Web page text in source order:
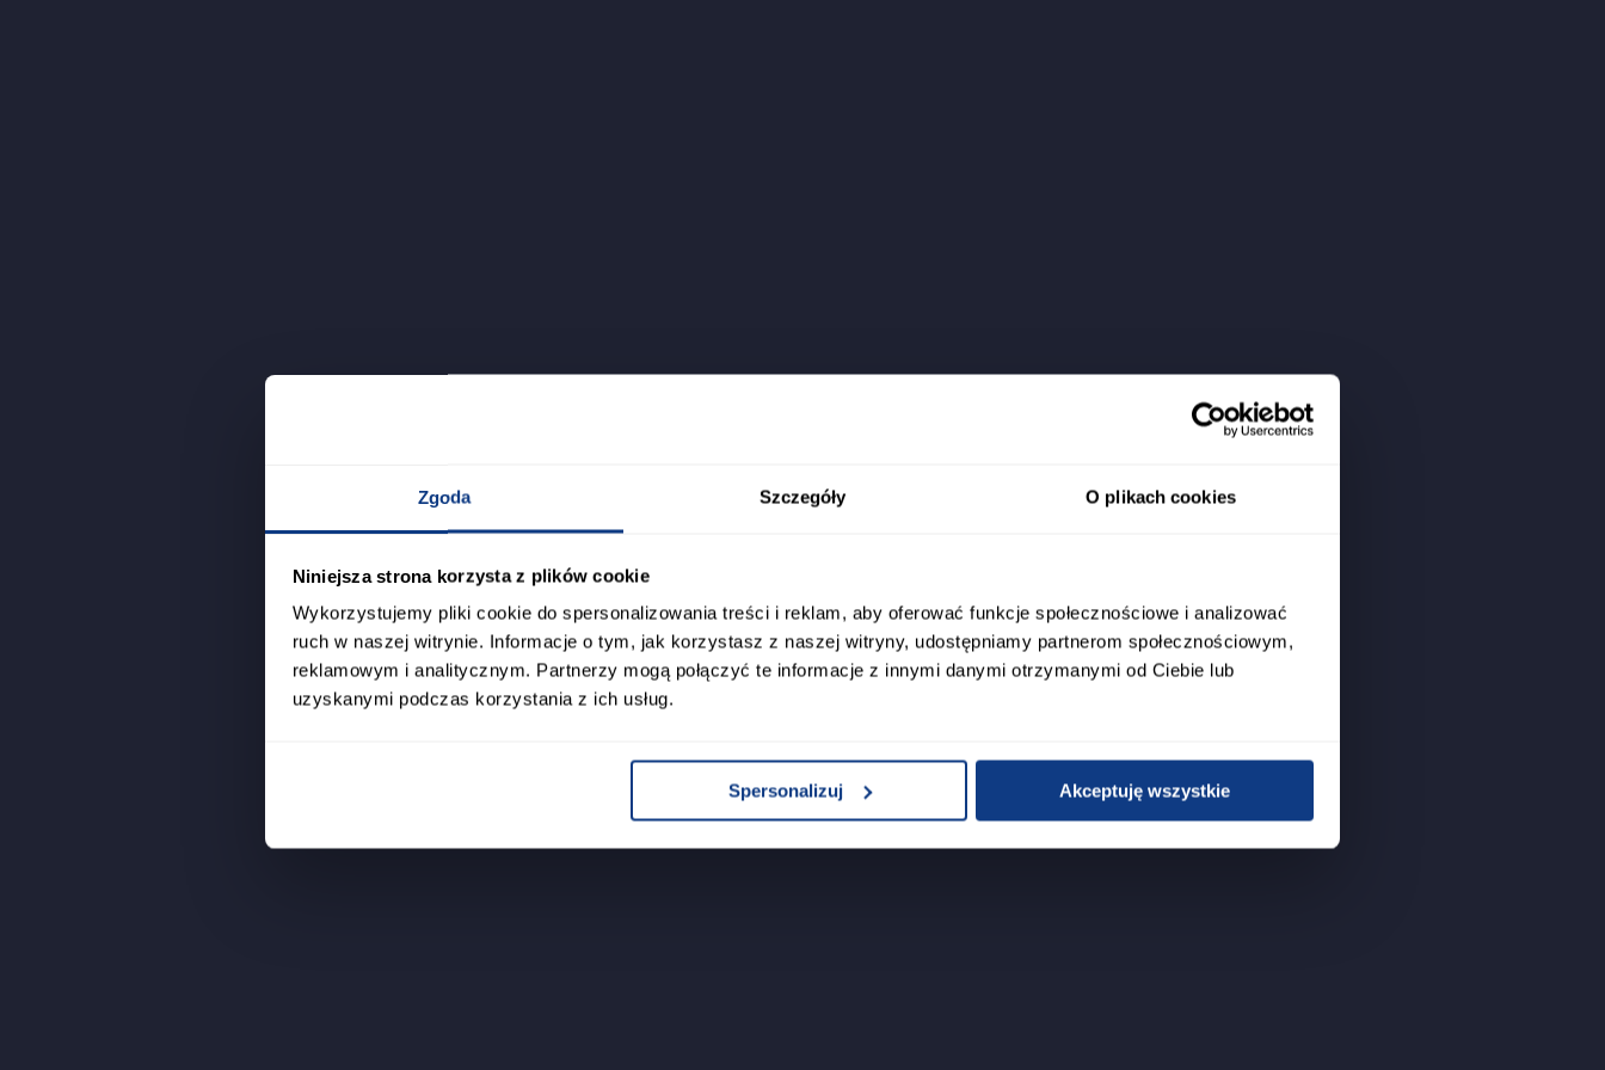
Zgoda Szczegóły O plikach cookies
Niniejsza strona korzysta z plików cookie
Wykorzystujemy pliki cookie do spersonalizowania treści i reklam, aby oferować funkcje społecznościowe i analizować
ruch w naszej witrynie. Informacje o tym, jak korzystasz z naszej witryny, udostępniamy partnerom społecznościowym,
reklamowym i analitycznym. Partnerzy mogą połączyć te informacje z innymi danymi otrzymanymi od Ciebie lub
uzyskanymi podczas korzystania z ich usług.
Spersonalizuj Akceptuję wszystkie